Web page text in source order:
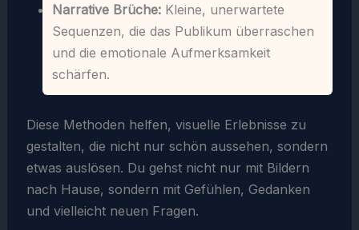
Narrative Brüche:Kleine, unerwartete
Sequenzen, die das Publikum überraschen
und die emotionale Aufmerksamkeit
schärfen.
Diese Methoden helfen, visuelle Erlebnisse zu
gestalten, die nicht nur schön aussehen, sondern
etwas auslösen. Du gehst nicht nur mit Bildern
nach Hause, sondern mit Gefühlen, Gedanken
und vielleicht neuen Fragen.